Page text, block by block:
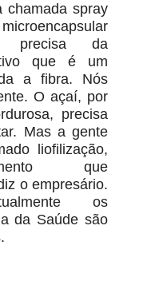
chamada spray
precisa da
que é um
a fibra. Nós
O açaí, por
precisa
Mas a gente
liofilização,
que
o empresário.
os
da Saúde são